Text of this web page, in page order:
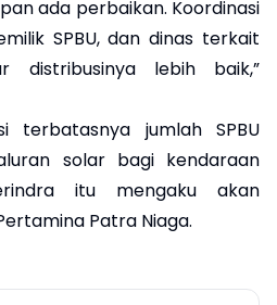
ada perbaikan. Koordinasi
SPBU, dan dinas terkait
distribusinya lebih baik,”
terbatasnya jumlah SPBU
solar bagi kendaraan
itu mengaku akan
Patra Niaga.